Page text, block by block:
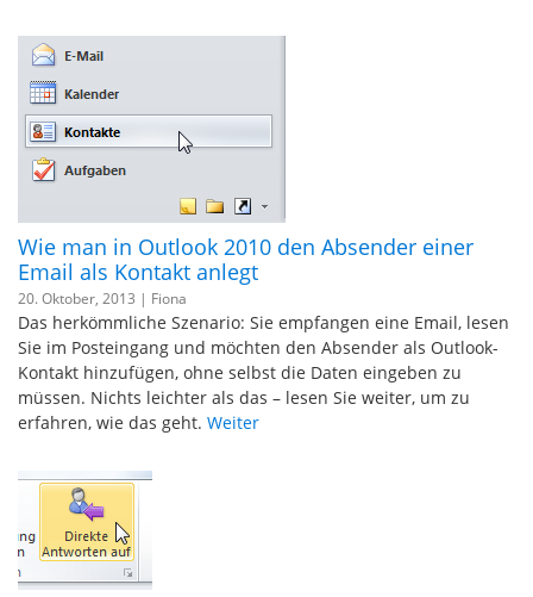
Wie man in Outlook 2010 den Absender einer
Email als Kontakt anlegt
20. Oktober, 2013 | Fiona
Das herkömmliche Szenario: Sie empfangen eine Email, lesen
Sie im Posteingang und möchten den Absender als Outlook-
Kontakt hinzufügen, ohne selbst die Daten eingeben zu
müssen. Nichts leichter als das – lesen Sie weiter, um zu
erfahren, wie das geht. Weiter